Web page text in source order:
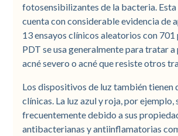
fotosensibilizantes de la bacteria.
cuenta con considerable evidencia de
13 ensayos clínicos aleatorios con
PDT se usa generalmente para tratar
acné severo o acné que resiste otros
Los dispositivos de luz también tienen
clínicas. La luz azul y roja, por ejemplo,
frecuentemente debido a sus
antibacterianas y antiinflamatorias